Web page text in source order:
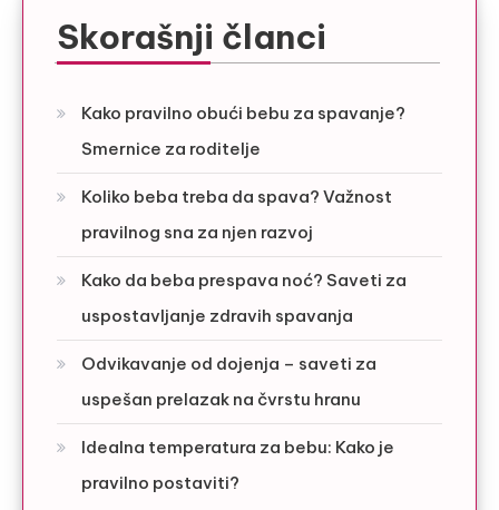
Skorašnji članci
Kako pravilno obući bebu za spavanje?
Smernice za roditelje
Koliko beba treba da spava? Važnost
pravilnog sna za njen razvoj
Kako da beba prespava noć? Saveti za
uspostavljanje zdravih spavanja
Odvikavanje od dojenja – saveti za
uspešan prelazak na čvrstu hranu
Idealna temperatura za bebu: Kako je
pravilno postaviti?